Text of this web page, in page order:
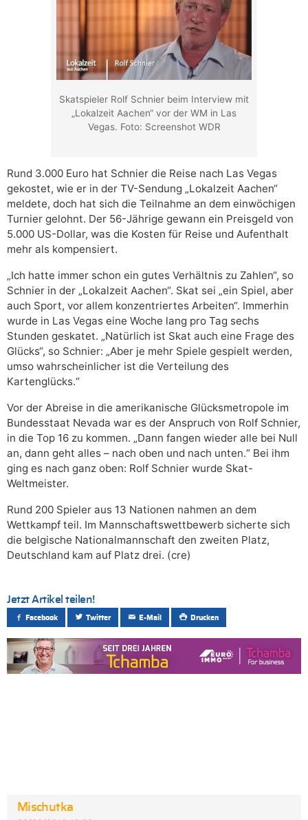
Skatspieler Rolf Schnier beim Interview mit
„Lokalzeit Aachen“ vor der WM in Las
Vegas. Foto: Screenshot WDR
Rund 3.000 Euro hat Schnier die Reise nach Las Vegas
gekostet, wie er in der TV-Sendung „Lokalzeit Aachen“
meldete, doch hat sich die Teilnahme an dem einwöchigen
Turnier gelohnt. Der 56-Jährige gewann ein Preisgeld von
5.000 US-Dollar, was die Kosten für Reise und Aufenthalt
mehr als kompensiert.
„Ich hatte immer schon ein gutes Verhältnis zu Zahlen“, so
Schnier in der „Lokalzeit Aachen“. Skat sei „ein Spiel, aber
auch Sport, vor allem konzentriertes Arbeiten“. Immerhin
wurde in Las Vegas eine Woche lang pro Tag sechs
Stunden geskatet. „Natürlich ist Skat auch eine Frage des
Glücks“, so Schnier: „Aber je mehr Spiele gespielt werden,
umso wahrscheinlicher ist die Verteilung des
Kartenglücks.“
Vor der Abreise in die amerikanische Glücksmetropole im
Bundesstaat Nevada war es der Anspruch von Rolf Schnier,
in die Top 16 zu kommen. „Dann fangen wieder alle bei Null
an, dann geht alles – nach oben und nach unten.“ Bei ihm
ging es nach ganz oben: Rolf Schnier wurde Skat-
Weltmeister.
Rund 200 Spieler aus 13 Nationen nahmen an dem
Wettkampf teil. Im Mannschaftswettbewerb sicherte sich
die belgische Nationalmannschaft den zweiten Platz,
Deutschland kam auf Platz drei. (cre)
Jetzt Artikel teilen!
Facebook Twitter E-Mail Drucken
Mischutka